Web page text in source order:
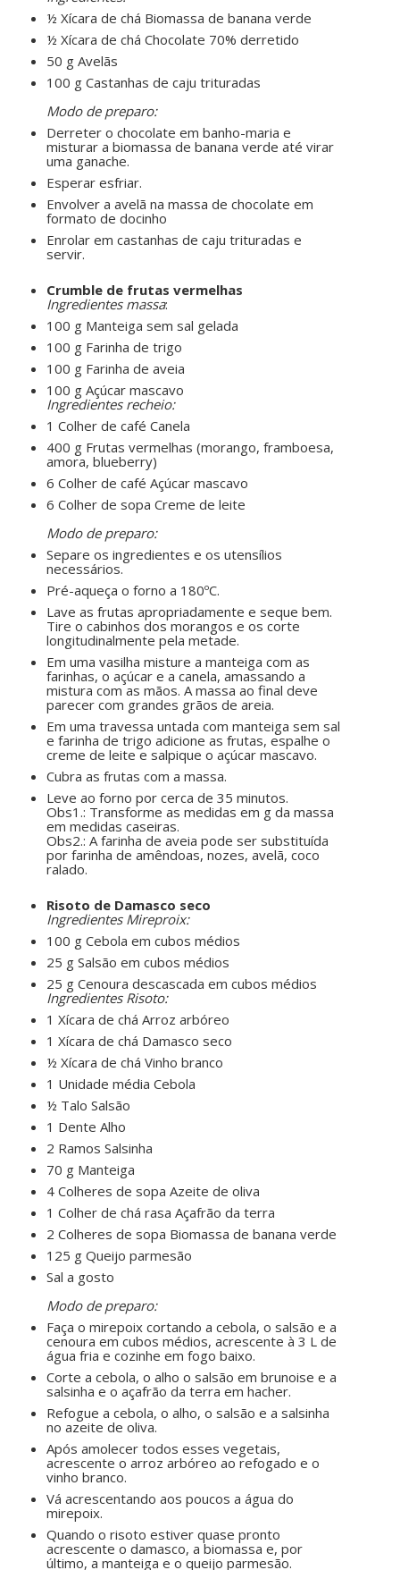
½ Xícara de chá Biomassa de banana verde
½ Xícara de chá Chocolate 70% derretido
50 g Avelãs
100 g Castanhas de caju trituradas
Modo de preparo:
Derreter o chocolate em banho-maria e
misturar a biomassa de banana verde até virar
uma ganache.
Esperar esfriar.
Envolver a avelã na massa de chocolate em
formato de docinho
Enrolar em castanhas de caju trituradas e
servir.
Crumble de frutas vermelhas
Ingredientes massa:
100 g Manteiga sem sal gelada
100 g Farinha de trigo
100 g Farinha de aveia
100 g Açúcar mascavo
Ingredientes recheio:
1 Colher de café Canela
400 g Frutas vermelhas (morango, framboesa,
amora, blueberry)
6 Colher de café Açúcar mascavo
6 Colher de sopa Creme de leite
Modo de preparo:
Separe os ingredientes e os utensílios
necessários.
Pré-aqueça o forno a 180ºC.
Lave as frutas apropriadamente e seque bem.
Tire o cabinhos dos morangos e os corte
longitudinalmente pela metade.
Em uma vasilha misture a manteiga com as
farinhas, o açúcar e a canela, amassando a
mistura com as mãos. A massa ao final deve
parecer com grandes grãos de areia.
Em uma travessa untada com manteiga sem sal
e farinha de trigo adicione as frutas, espalhe o
creme de leite e salpique o açúcar mascavo.
Cubra as frutas com a massa.
Leve ao forno por cerca de 35 minutos.
Obs1.: Transforme as medidas em g da massa
em medidas caseiras.
Obs2.: A farinha de aveia pode ser substituída
por farinha de amêndoas, nozes, avelã, coco
ralado.
Risoto de Damasco seco
Ingredientes Mireproix:
100 g Cebola em cubos médios
25 g Salsão em cubos médios
25 g Cenoura descascada em cubos médios
Ingredientes Risoto:
1 Xícara de chá Arroz arbóreo
1 Xícara de chá Damasco seco
½ Xícara de chá Vinho branco
1 Unidade média Cebola
½ Talo Salsão
1 Dente Alho
2 Ramos Salsinha
70 g Manteiga
4 Colheres de sopa Azeite de oliva
1 Colher de chá rasa Açafrão da terra
2 Colheres de sopa Biomassa de banana verde
125 g Queijo parmesão
Sal a gosto
Modo de preparo:
Faça o mirepoix cortando a cebola, o salsão e a
cenoura em cubos médios, acrescente à 3 L de
água fria e cozinhe em fogo baixo.
Corte a cebola, o alho o salsão em brunoise e a
salsinha e o açafrão da terra em hacher.
Refogue a cebola, o alho, o salsão e a salsinha
no azeite de oliva.
Após amolecer todos esses vegetais,
acrescente o arroz arbóreo ao refogado e o
vinho branco.
Vá acrescentando aos poucos a água do
mirepoix.
Quando o risoto estiver quase pronto
acrescente o damasco, a biomassa e, por
último, a manteiga e o queijo parmesão.